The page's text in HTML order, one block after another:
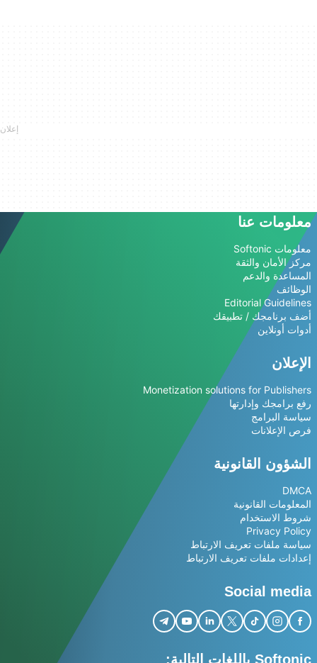
معلومات عنا
معلومات Softonic
مركز الأمان والثقة
المساعدة والدعم
الوظائف
Editorial Guidelines
أضف برنامجك / تطبيقك
أدوات أونلاين
الإعلان
Monetization solutions for Publishers
رفع برامجك وإدارتها
سياسة البرامج
فرص الإعلانات
الشؤون القانونية
DMCA
المعلومات القانونية
شروط الاستخدام
Privacy Policy
سياسة ملفات تعريف الارتباط
إعدادات ملفات تعريف الارتباط
Social media
Softonic باللغات التالية: